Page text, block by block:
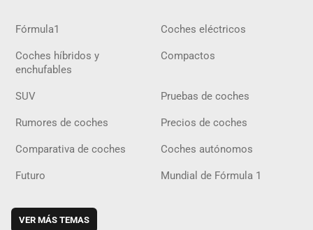
Fórmula1 Coches eléctricos
Coches híbridos y
enchufables
Compactos
SUV Pruebas de coches
Rumores de coches Precios de coches
Comparativa de coches Coches autónomos
Futuro Mundial de Fórmula 1
VER MÁS TEMAS